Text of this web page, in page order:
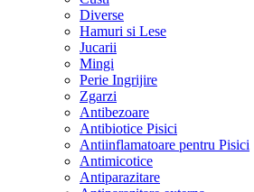
Diverse
Hamuri si Lese
Jucarii
Mingi
Perie Ingrijire
Zgarzi
Antibezoare
Antibiotice Pisici
Antiinflamatoare pentru Pisici
Antimicotice
Antiparazitare